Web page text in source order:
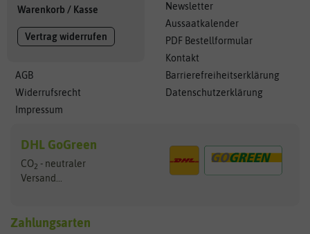
Warenkorb / Kasse
Vertrag widerrufen
AGB
Widerrufsrecht
Impressum
Newsletter
Aussaatkalender
PDF Bestellformular
Kontakt
Barrierefreiheitserklärung
Datenschutzerklärung
DHL GoGreen
CO2 - neutraler
Versand...
Zahlungsarten